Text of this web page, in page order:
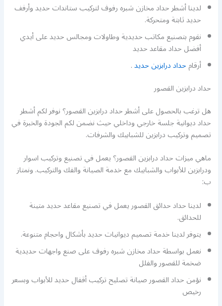
لدينا أشطر حداد مخازن شبره رفوف لتركيب ستاندات حديد وأرفف
حديد ثابتة ومتحركة.
نقوم بتصنيع مكاتب حديدية وطاولات ومجالس حديد على أيدي
أفضل حداد مقاعد حديد
أرقامحداد درابزين حديد.
حداد درابزين القصور
هل ترغب بالحصول على أشطر حداد درابزين القصور؟ نوفر لكم أشطر
حداد ديوانية جلسة خارجي وداخلي حيث نضمن لكم الجودة والخبرة في
تصميم وتركيب درابزين للشبابيك والشرفات.
ماهي ميزات حداد درابزين القصور؟ يعمل في تصنيع وتركيب اسوار
ودرابزين للأبواب والشبابيك مع خدمة الصيانة والفك والتركيب. ونمتاز
ب:
لدينا حداد حدائق القصور يعمل في تصنيع مقاعد حديد متينة
للحدائق.
يتوفر لدينا خدمة تصميم ديوانيات حديد بأشكال واحجام متنوعة.
نعمل بواسطة حداد مخازن شبره رفوف على صنع واجهات حديدية
ضخمة للقصور والفلل
نؤمن حداد القصور صيانة تصليح تركيب أقفال حديد للأبواب وبسعر
رخيص